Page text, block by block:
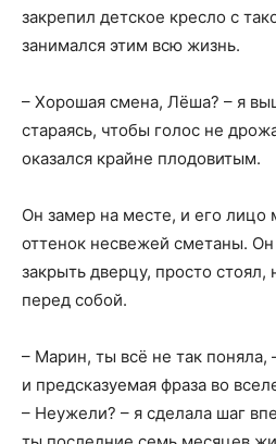
закрепил детское кресло с
занимался этим всю жизнь.
– Хорошая смена, Лёша? – я
стараясь, чтобы голос не
оказался крайне плодовитым.
Он замер на месте, и его лицо
оттенок несвежей сметаны.
закрыть дверцу, просто стоял,
перед собой.
– Марин, ты всё не так поняла,
и предсказуемая фраза во
– Неужели? – я сделала шаг